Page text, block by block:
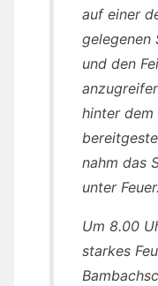
auf einer
gelegenen
und den
hinter dem
nahm das
unter Feuer.
Um 8.00
starkes